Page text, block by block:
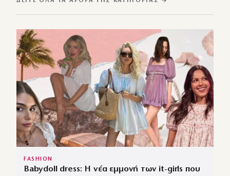
FASHION
Babydoll dress: Η νέα εμμονή των it-girls που